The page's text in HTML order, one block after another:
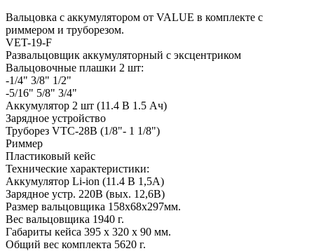
Вальцовка с аккумулятором от VALUE в комплекте с
риммером и труборезом.
VET-19-F
Развальцовщик аккумуляторный с эксцентриком
Вальцовочные плашки 2 шт:
-1/4" 3/8" 1/2"
-5/16" 5/8" 3/4"
Аккумулятор 2 шт (11.4 В 1.5 Ач)
Зарядное устройство
Труборез VTC-28B (1/8"- 1 1/8")
Риммер
Пластиковый кейс
Технические характеристики:
Аккумулятор Li-ion (11.4 В 1,5А)
Зарядное устр. 220В (вых. 12,6В)
Размер вальцовщика 158х68х297мм.
Вес вальцовщика 1940 г.
Габариты кейса 395 х 320 х 90 мм.
Общий вес комплекта 5620 г.